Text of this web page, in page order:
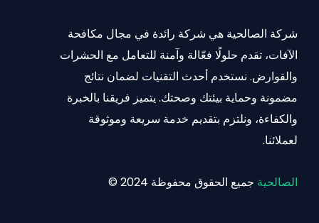
شركة الصالحية هي شركة رائدة في مجال مكافحة
الآفات، تقدم حلولًا فعّالة وآمنة للتعامل مع الحشرات
والقوارض. نستخدم أحدث التقنيات لضمان نتائج
مضمونة وحماية بيئتك وصحتك. يتميز فريقنا بالخبرة
والكفاءة، ونلتزم بتقديم خدمة سريعة وموثوقة
لعملائنا.
الصالحية جميع الحقوق محفوظة 2024 ©